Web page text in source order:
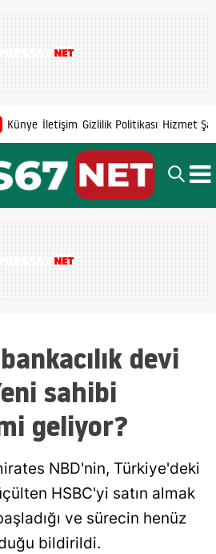
Künye İletişim Gizlilik Politikası Hizmet
devi
sahibi
geliyor?
NBD'nin, Türkiye'deki
HSBC'yi satın almak
ve sürecin henüz
bildirildi.